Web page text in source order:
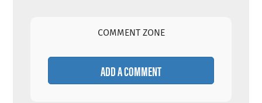
COMMENT ZONE
ADD A COMMENT